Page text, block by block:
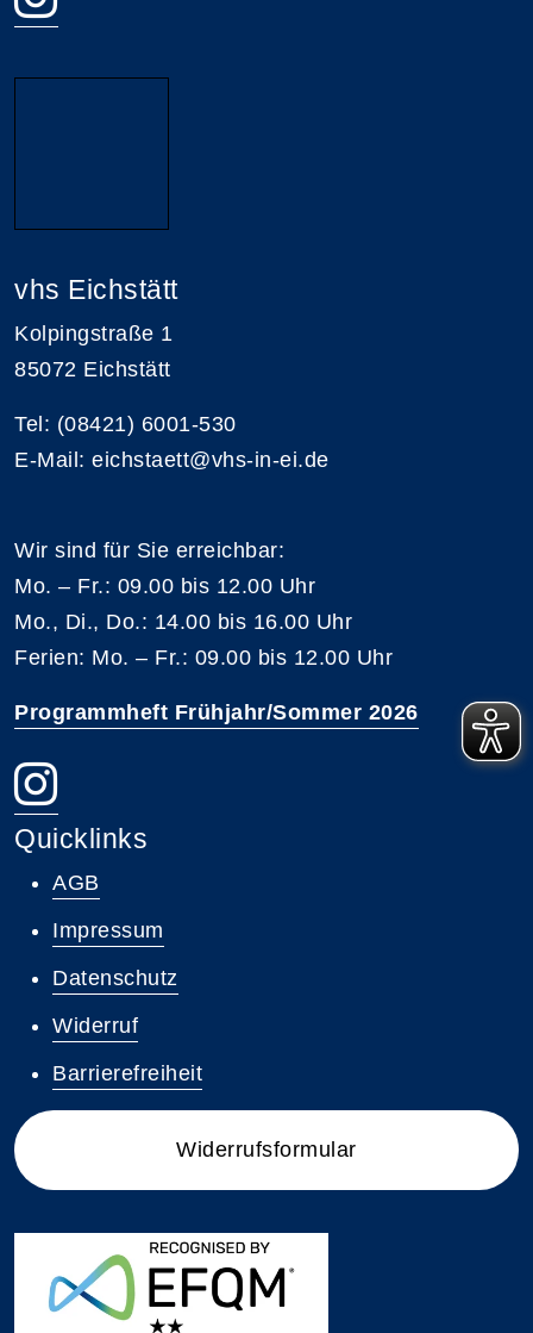
vhs Eichstätt
Kolpingstraße 1
85072 Eichstätt
Tel: (08421) 6001-530
E-Mail: eichstaett@vhs-in-ei.de
Wir sind für Sie erreichbar:
Mo. – Fr.: 09.00 bis 12.00 Uhr
Mo., Di., Do.: 14.00 bis 16.00 Uhr
Ferien: Mo. – Fr.: 09.00 bis 12.00 Uhr
Programmheft Frühjahr/Sommer 2026
Quicklinks
AGB
Impressum
Datenschutz
Widerruf
Barrierefreiheit
Widerrufsformular